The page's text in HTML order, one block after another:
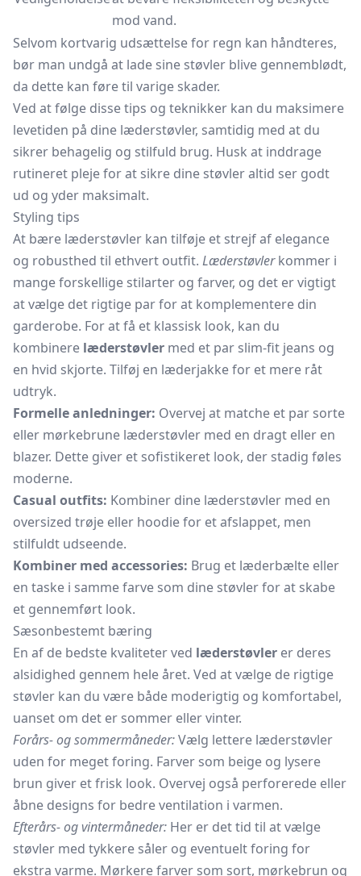
mod vand.
Selvom kortvarig udsættelse for regn kan håndteres,
bør man undgå at lade sine støvler blive gennemblødt,
da dette kan føre til varige skader.
Ved at følge disse tips og teknikker kan du maksimere
levetiden på dine læderstøvler, samtidig med at du
sikrer behagelig og stilfuld brug. Husk at inddrage
rutineret pleje for at sikre dine støvler altid ser godt
ud og yder maksimalt.
Styling tips
At bære læderstøvler kan tilføje et strejf af elegance
og robusthed til ethvert outfit. Læderstøvlerkommer i
mange forskellige stilarter og farver, og det er vigtigt
at vælge det rigtige par for at komplementere din
garderobe. For at få et klassisk look, kan du
kombinere læderstøvler med et par slim-fit jeans og
en hvid skjorte. Tilføj en læderjakkefor et mere råt
udtryk.
Formelle anledninger: Overvej at matche et par sorte
eller mørkebrune læderstøvler med en dragt eller en
blazer. Dette giver et sofistikeret look, der stadig føles
moderne.
Casual outfits: Kombiner dine læderstøvler med en
oversized trøje eller hoodiefor et afslappet, men
stilfuldt udseende.
Kombiner med accessories: Brug et læderbælte eller
en taske i samme farve som dine støvler for at skabe
et gennemført look.
Sæsonbestemt bæring
En af de bedste kvaliteter ved læderstøvler er deres
alsidighed gennem hele året. Ved at vælge de rigtige
støvler kan du være både moderigtig og komfortabel,
uanset om det er sommer eller vinter.
Forårs- og sommermåneder:Vælg lettere læderstøvler
uden for meget foring. Farver som beige og lysere
brun giver et frisk look. Overvej også perforerede eller
åbne designs for bedre ventilation i varmen.
Efterårs- og vintermåneder: Her er det tid til at vælge
støvler med tykkere såler og eventuelt foring for
ekstra varme. Mørkere farver som sort, mørkebrun og